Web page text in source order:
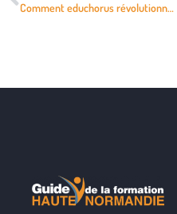
Comment educhorus révolutionne la communication éducative et engage élèves et parents